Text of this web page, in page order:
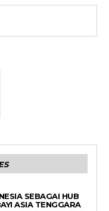
SEBAGAI HUB
ASIA TENGGARA